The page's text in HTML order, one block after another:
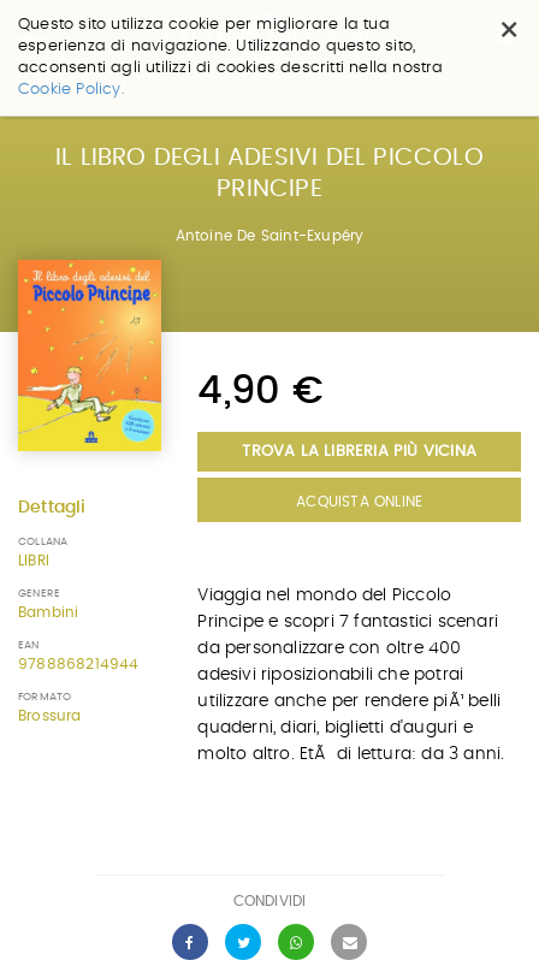
×
Questo sito utilizza cookie per migliorare la tua
esperienza di navigazione. Utilizzando questo sito,
acconsenti agli utilizzi di cookies descritti nella nostra
Cookie Policy.
Salta
IL LIBRO DEGLI ADESIVI DEL PICCOLO
PRINCIPE
Antoine De Saint-Exupéry
Dettagli
COLLANA
LIBRI
GENERE
Bambini
EAN
9788868214944
FORMATO
Brossura
4,90 €
TROVA LA LIBRERIA PIÙ VICINA
ACQUISTA ONLINE
Viaggia nel mondo del Piccolo
Principe e scopri 7 fantastici scenari
da personalizzare con oltre 400
adesivi riposizionabili che potrai
utilizzare anche per rendere piÃ¹ belli
quaderni, diari, biglietti d'auguri e
molto altro. EtÃ di lettura: da 3 anni.
CONDIVIDI